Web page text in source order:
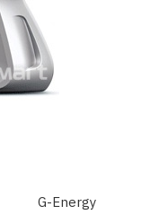
G-Energy